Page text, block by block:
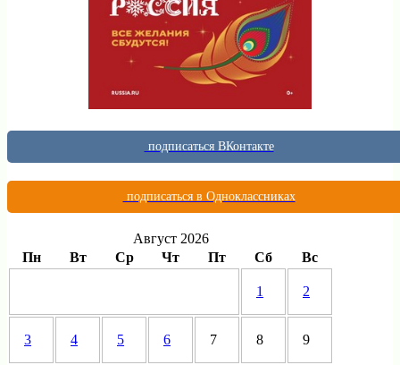
подписаться ВКонтакте
подписаться в Одноклассниках
Август 2026
Пн
Вт Ср Чт Пт Сб Вс
1 2
3 4 5 6 7 8 9